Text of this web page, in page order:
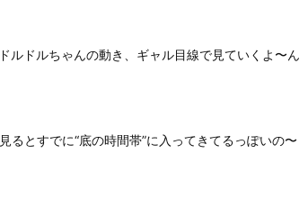
ルドルちゃんの動き、ギャル目線で見ていくよ〜ん
るとすでに“底の時間帯”に入ってきてるっぽいの〜